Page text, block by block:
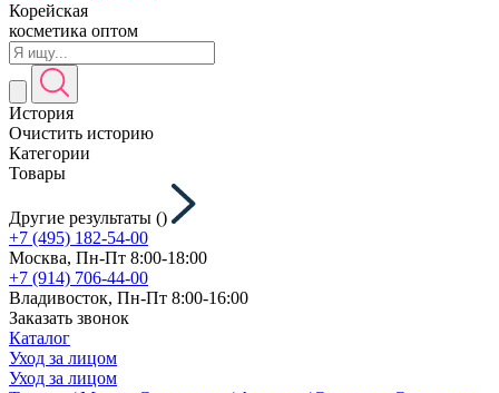
Корейская
косметика оптом
История
Очистить историю
Категории
Товары
Другие результаты ()
+7 (495) 182-54-00
Москва, Пн-Пт 8:00-18:00
+7 (914) 706-44-00
Владивосток, Пн-Пт 8:00-16:00
Заказать звонок
Каталог
Уход за лицом
Уход за лицом